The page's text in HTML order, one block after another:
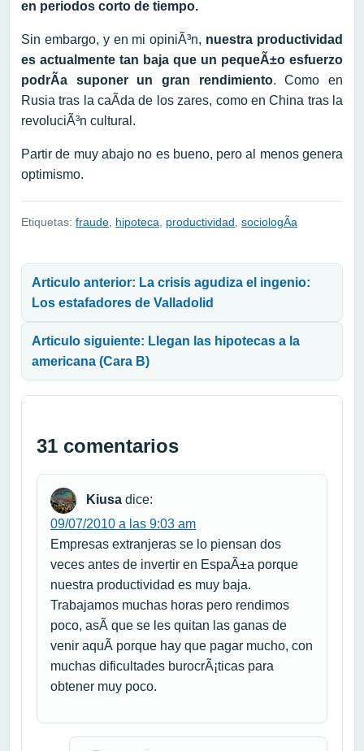
en periodos corto de tiempo.
Sin embargo, y en mi opiniÃ³n, nuestra productividad
es actualmente tan baja que un pequeÃ±o esfuerzo
podrÃ­a suponer un gran rendimiento. Como en
Rusia tras la caÃ­da de los zares, como en China tras la
revoluciÃ³n cultural.
Partir de muy abajo no es bueno, pero al menos genera
optimismo.
Etiquetas: fraude hipoteca productividad sociologÃ­a
Articulo anterior: La crisis agudiza el ingenio:
Los estafadores de Valladolid
Articulo siguiente: Llegan las hipotecas a la
americana (Cara B)
31 comentarios
Kiusa dice:
09/07/2010 a las 9:03 am
Empresas extranjeras se lo piensan dos
veces antes de invertir en EspaÃ±a porque
nuestra productividad es muy baja.
Trabajamos muchas horas pero rendimos
poco, asÃ­ que se les quitan las ganas de
venir aquÃ­ porque hay que pagar mucho, con
muchas dificultades burocrÃ¡ticas para
obtener muy poco.